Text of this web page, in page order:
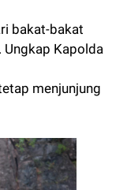
bakat-bakat
Ungkap Kapolda
menjunjung